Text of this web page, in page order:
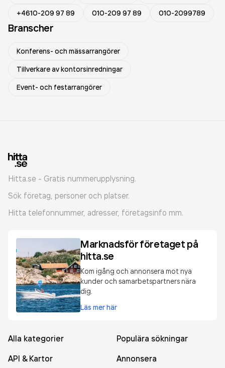
+4610-209 97 89
010-209 97 89 010-2099789
Branscher
Konferens- och mässarrangörer
Tillverkare av kontorsinredningar
Event- och festarrangörer
Hitta.se - Gratis nummerupplysning.
Sök företag, personer och platser.
Hitta telefonnummer, adresser, företagsinfo mm.
Marknadsför företaget på
hitta.se
Kom igång och annonsera mot nya
kunder och samarbetspartners nära
dig.
Läs mer här
Alla kategorier
Populära sökningar
API & Kartor
Annonsera